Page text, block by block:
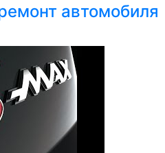
автомобиля